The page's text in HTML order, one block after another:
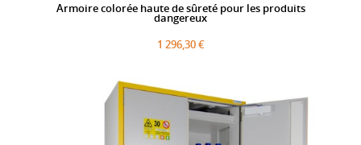
Armoire colorée haute de sûreté pour les produits
dangereux
1 296,30 €